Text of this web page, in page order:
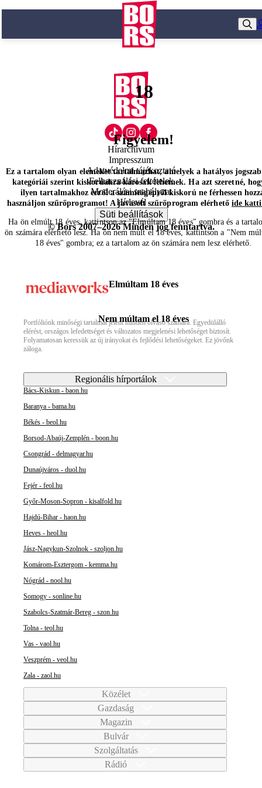
18
Figyelem!
Ez a tartalom olyan elemeket tartalmazhat, amelyek a hatályos
kategóriái szerint kiskorúakra károsak lehetnek. Ha azt szeretné,
ilyen tartalmakhoz erről a számítógépről kiskorú ne férhessen
használjon szűrőprogramot! A javasolt szűrőprogram elérhető ide
Ha ön elmúlt 18 éves, kattintson az "Elmúltam 18 éves" gombra és a
ön számára elérhető lesz. Ha ön nem múlt el 18 éves, kattintson a "Nem
18 éves" gombra; ez a tartalom az ön számára nem lesz elérhető.
Elmúltam 18 éves
Nem múltam el 18 éves
Hírarchívum
Impresszum
Adatvédelmi tájékoztató
Felhasználási feltételek
Moderálási szabályzat
Hírlevél
Süti beállítások
© Bors 2007–2026 Minden jog fenntartva.
Portfóliónk minőségi tartalmat jelent minden olvasó számára. Egyedülálló
elérést, országos lefedettséget és változatos megjelenési lehetőséget biztosít.
Folyamatosan keressük az új irányokat és fejlődési lehetőségeket. Ez jövőnk
záloga.
Regionális hírportálok
Bács-Kiskun - baon.hu
Baranya - bama.hu
Békés - beol.hu
Borsod-Abaúj-Zemplén - boon.hu
Csongrád - delmagyar.hu
Dunaújváros - duol.hu
Fejér - feol.hu
Győr-Moson-Sopron - kisalfold.hu
Hajdú-Bihar - haon.hu
Heves - heol.hu
Jász-Nagykun-Szolnok - szoljon.hu
Komárom-Esztergom - kemma.hu
Nógrád - nool.hu
Somogy - sonline.hu
Szabolcs-Szatmár-Bereg - szon.hu
Tolna - teol.hu
Vas - vaol.hu
Veszprém - veol.hu
Zala - zaol.hu
Közélet
Gazdaság
Magazin
Bulvár
Szolgáltatás
Rádió